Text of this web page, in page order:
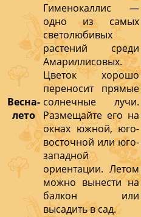
Весна-
лето
Гименокаллис —
одно из самых
светолюбивых
растений среди
Амариллисовых.
Цветок хорошо
переносит прямые
солнечные лучи.
Размещайте его на
окнах южной, юго-
восточной или юго-
западной
ориентации. Летом
можно вынести на
балкон или
высадить в сад.